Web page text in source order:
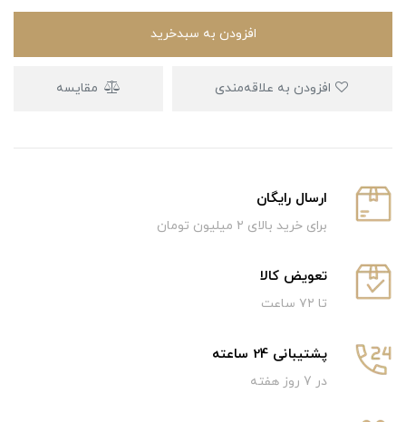
افزودن به سبدخرید
مقایسه
ارسال رایگان
برای خرید بالای ۲ میلیون تومان
تعویض کالا
تا ۷۲ ساعت
پشتیبانی 24 ساعته
در 7 روز هفته